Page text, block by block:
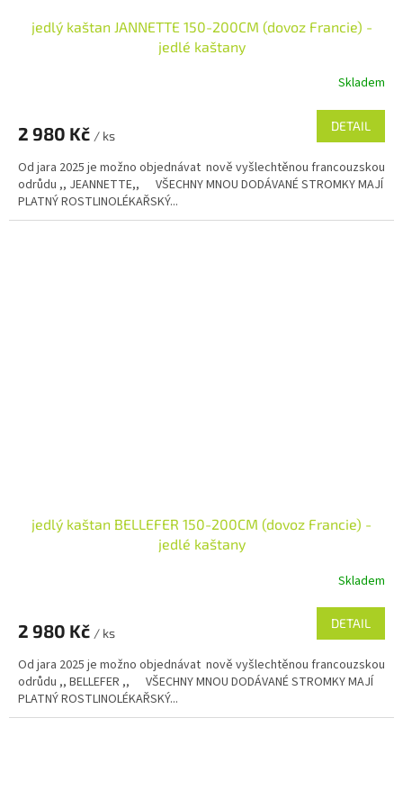
jedlý kaštan JANNETTE 150-200CM (dovoz Francie) -
jedlé kaštany
Skladem
2 980 Kč / ks
DETAIL
Od jara 2025 je možno objednávat nově vyšlechtěnou francouzskou
odrůdu ,, JEANNETTE,, VŠECHNY MNOU DODÁVANÉ STROMKY MAJÍ
PLATNÝ ROSTLINOLÉKAŘSKÝ...
jedlý kaštan BELLEFER 150-200CM (dovoz Francie) -
jedlé kaštany
Skladem
2 980 Kč / ks
DETAIL
Od jara 2025 je možno objednávat nově vyšlechtěnou francouzskou
odrůdu ,, BELLEFER ,, VŠECHNY MNOU DODÁVANÉ STROMKY MAJÍ
PLATNÝ ROSTLINOLÉKAŘSKÝ...